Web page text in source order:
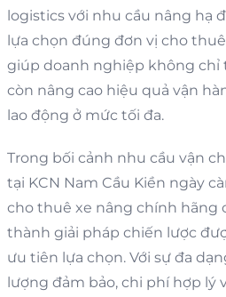
logistics với nhu cầu nâng hạ
lựa chọn đúng đơn vị cho
giúp doanh nghiệp không chỉ
còn nâng cao hiệu quả vận
lao động ở mức tối đa.
Trong bối cảnh nhu cầu vận
tại KCN Nam Cầu Kiền ngày
cho thuê xe nâng chính hãng
thành giải pháp chiến lược
ưu tiên lựa chọn. Với sự đa
lượng đảm bảo, chi phí hợp lý